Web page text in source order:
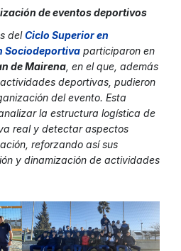
de eventos deportivos
delCiclo Superior en
Sociodeportiva participaron en
de Mairena , en el que, además
deportivas, pudieron
del evento. Esta
la estructura logística de
real y detectar aspectos
reforzando así sus
y dinamización de actividades